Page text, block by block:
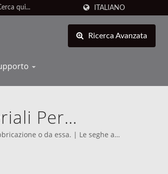
ITALIANO
Ricerca Avanzata
Per
o da essa. | Le seghe a
la sua missione di competere